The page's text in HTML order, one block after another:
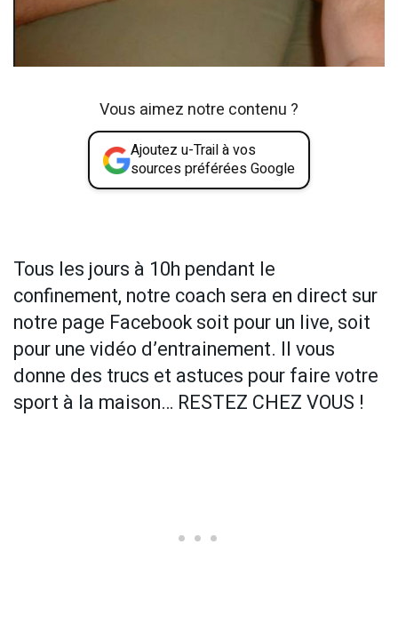
Vous aimez notre contenu ?
Ajoutez u-Trail à vos
sources préférées Google
Tous les jours à 10h pendant le
confinement, notre coach sera en direct sur
notre page Facebook soit pour un live, soit
pour une vidéo d’entrainement. Il vous
donne des trucs et astuces pour faire votre
sport à la maison… RESTEZ CHEZ VOUS !